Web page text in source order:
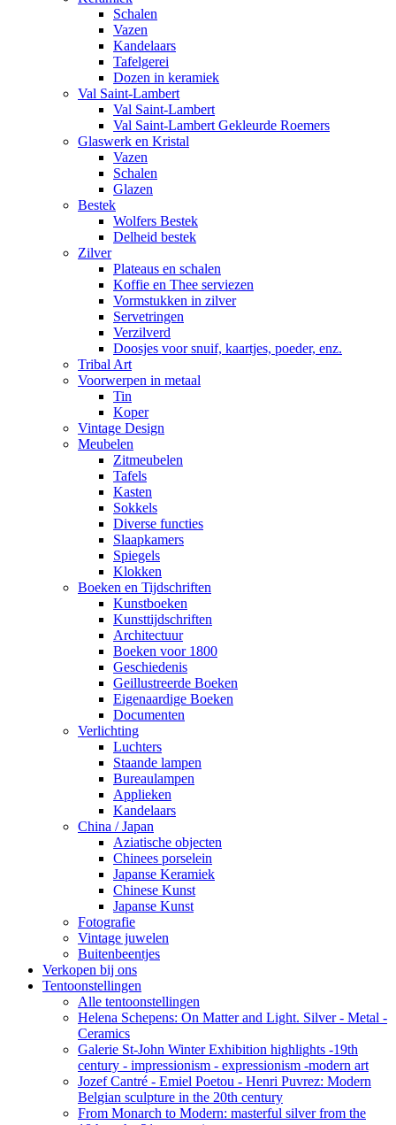
Schalen
Vazen
Kandelaars
Tafelgerei
Dozen in keramiek
Val Saint-Lambert
Val Saint-Lambert
Val Saint-Lambert Gekleurde Roemers
Glaswerk en Kristal
Vazen
Schalen
Glazen
Bestek
Wolfers Bestek
Delheid bestek
Zilver
Plateaus en schalen
Koffie en Thee serviezen
Vormstukken in zilver
Servetringen
Verzilverd
Doosjes voor snuif, kaartjes, poeder, enz.
Tribal Art
Voorwerpen in metaal
Tin
Koper
Vintage Design
Meubelen
Zitmeubelen
Tafels
Kasten
Sokkels
Diverse functies
Slaapkamers
Spiegels
Klokken
Boeken en Tijdschriften
Kunstboeken
Kunsttijdschriften
Architectuur
Boeken voor 1800
Geschiedenis
Geillustreerde Boeken
Eigenaardige Boeken
Documenten
Verlichting
Luchters
Staande lampen
Bureaulampen
Applieken
Kandelaars
China / Japan
Aziatische objecten
Chinees porselein
Japanse Keramiek
Chinese Kunst
Japanse Kunst
Fotografie
Vintage juwelen
Buitenbeentjes
Verkopen bij ons
Tentoonstellingen
Alle tentoonstellingen
Helena Schepens: On Matter and Light. Silver - Metal -
Ceramics
Galerie St-John Winter Exhibition highlights -19th
century - impressionism - expressionism -modern art
Jozef Cantré - Emiel Poetou - Henri Puvrez: Modern
Belgian sculpture in the 20th century
From Monarch to Modern: masterful silver from the